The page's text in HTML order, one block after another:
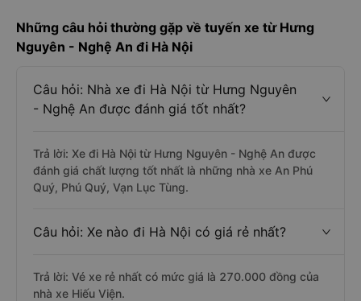
Những câu hỏi thường gặp về tuyến xe từ Hưng
Nguyên - Nghệ An đi Hà Nội
Câu hỏi: Nhà xe đi Hà Nội từ Hưng Nguyên
- Nghệ An được đánh giá tốt nhất?
Trả lời: Xe đi Hà Nội từ Hưng Nguyên - Nghệ An được
đánh giá chất lượng tốt nhất là những nhà xe An Phú
Quý, Phú Quý, Vạn Lục Tùng.
Câu hỏi: Xe nào đi Hà Nội có giá rẻ nhất?
Trả lời: Vé xe rẻ nhất có mức giá là 270.000 đồng của
nhà xe Hiếu Viện.